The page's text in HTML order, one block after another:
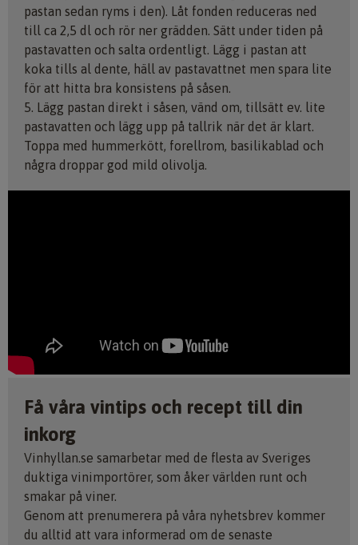
pastan sedan ryms i den). Låt fonden reduceras ned
till ca 2,5 dl och rör ner grädden. Sätt under tiden på
pastavatten och salta ordentligt. Lägg i pastan att
koka tills al dente, häll av pastavattnet men spara lite
för att hitta bra konsistens på såsen.
5. Lägg pastan direkt i såsen, vänd om, tillsätt ev. lite
pastavatten och lägg upp på tallrik när det är klart.
Toppa med hummerkött, forellrom, basilikablad och
några droppar god mild olivolja.
Få våra vintips och recept till din
inkorg
Vinhyllan.se samarbetar med de flesta av Sveriges
duktiga vinimportörer, som åker världen runt och
smakar på viner.
Genom att prenumerera på våra nyhetsbrev kommer
du alltid att vara informerad om de senaste